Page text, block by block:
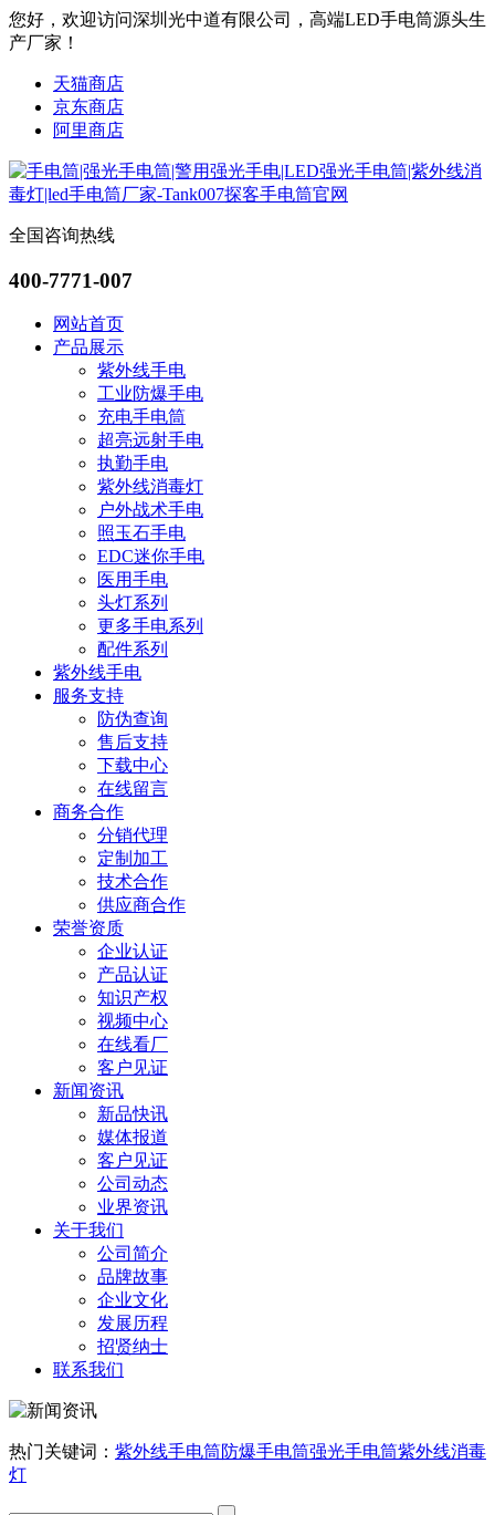
您好，欢迎访问深圳光中道有限公司，高端LED手电筒源头生
产厂家！
天猫商店
京东商店
阿里商店
全国咨询热线
400-7771-007
网站首页
产品展示
紫外线手电
工业防爆手电
充电手电筒
超亮远射手电
执勤手电
紫外线消毒灯
户外战术手电
照玉石手电
EDC迷你手电
医用手电
头灯系列
更多手电系列
配件系列
紫外线手电
服务支持
防伪查询
售后支持
下载中心
在线留言
商务合作
分销代理
定制加工
技术合作
供应商合作
荣誉资质
企业认证
产品认证
知识产权
视频中心
在线看厂
客户见证
新闻资讯
新品快讯
媒体报道
客户见证
公司动态
业界资讯
关于我们
公司简介
品牌故事
企业文化
发展历程
招贤纳士
联系我们
热门关键词： 紫外线手电筒防爆手电筒强光手电筒紫外线消毒
灯